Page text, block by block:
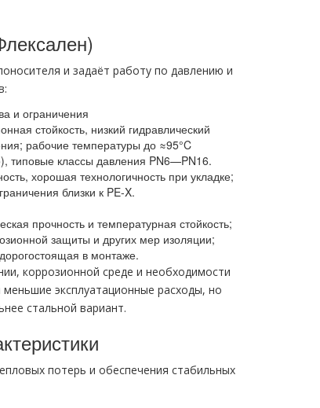
и задаёт работу по давлению и
и ограничения
стойкость, низкий гидравлический
рабочие температуры до ≈95°C
типовые классы давления PN6—PN16.
хорошая технологичность при укладке;
близки к PE‑X.
прочность и температурная стойкость;
защиты и других мер изоляции;
в монтаже.
коррозионной среде и необходимости
эксплуатационные расходы, но
стальной вариант.
потерь и обеспечения стабильных